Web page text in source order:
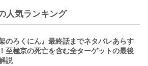
人気ランキング
のろくにん』最終話までネタバレあらす
至極京の死亡を含む全ターゲットの最後
説